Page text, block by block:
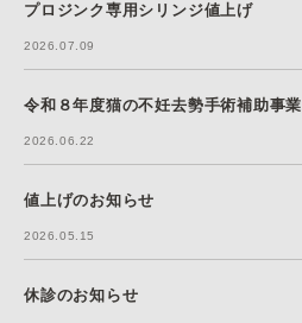
プロジンク専用シリンジ値上げ
2026.07.09
令和８年度猫の不妊去勢手術補助事業
2026.06.22
値上げのお知らせ
2026.05.15
休診のお知らせ